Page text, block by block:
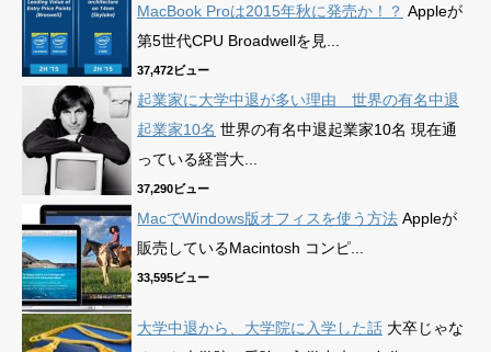
MacBook Proは2015年秋に発売か！？ Appleが
第5世代CPU Broadwellを見...
37,472ビュー
起業家に大学中退が多い理由 世界の有名中退
起業家10名 世界の有名中退起業家10名 現在通
っている経営大...
37,290ビュー
MacでWindows版オフィスを使う方法 Appleが
販売しているMacintosh コンピ...
33,595ビュー
大学中退から、大学院に入学した話 大卒じゃな